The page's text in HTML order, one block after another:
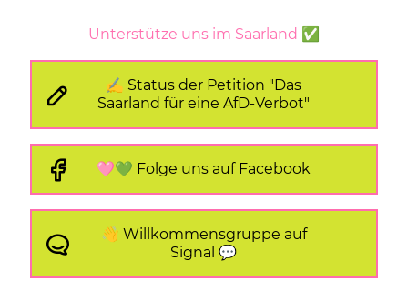
Unterstütze uns im Saarland ✅
✍️ Status der Petition "Das
Saarland für eine AfD-Verbot"
🩷💚 Folge uns auf Facebook
👋 Willkommensgruppe auf
Signal 💬